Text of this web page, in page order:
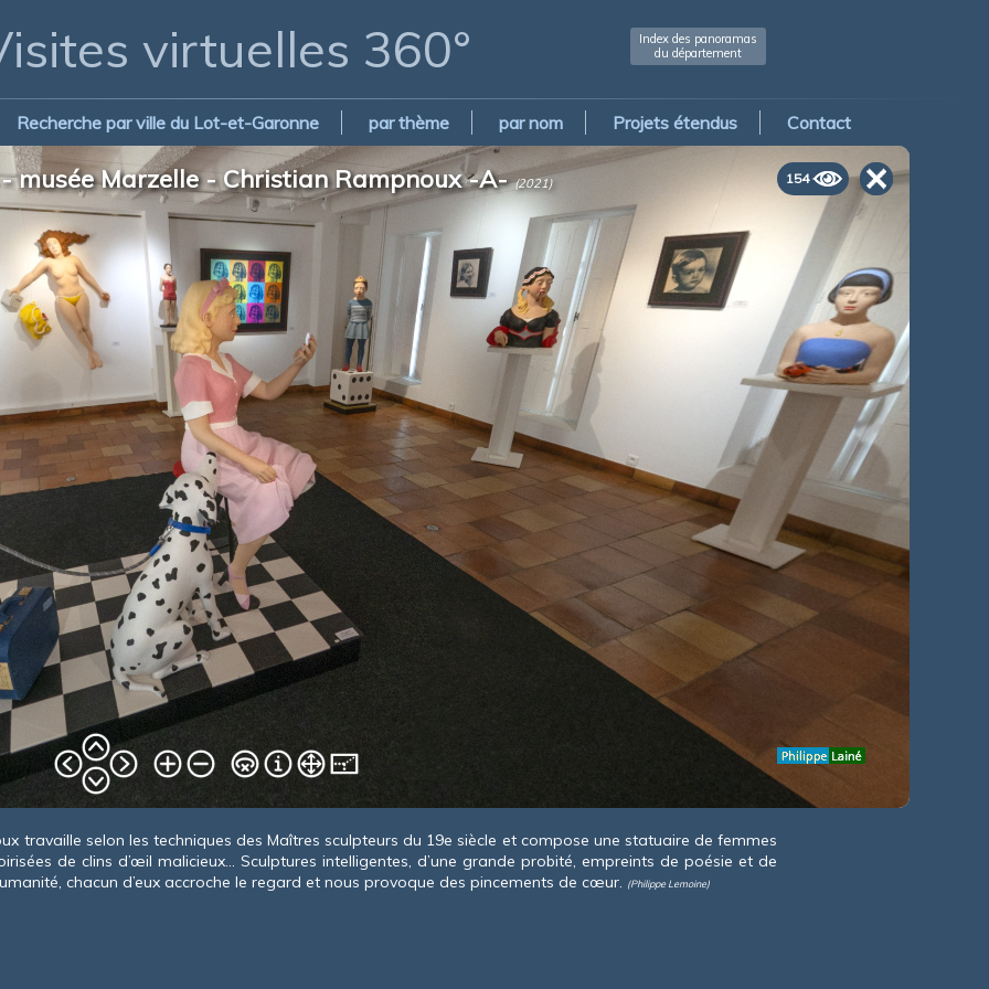
virtuelles 360°
Index des panoramas
du département
Recherche par ville du Lot-et-Garonne par thème par nom Projets étendus Contact
154
musée Marzelle - Christian Rampnoux -A-(2021)
travaille selon les techniques des Maîtres sculpteurs du 19e siècle et compose une statuaire de femmes
de clins d’œil malicieux... Sculptures intelligentes, d’une grande probité, empreints de poésie et de
chacun d’eux accroche le regard et nous provoque des pincements de cœur. (Philippe Lemoine)